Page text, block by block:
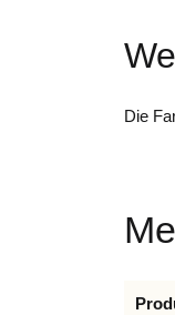
Die